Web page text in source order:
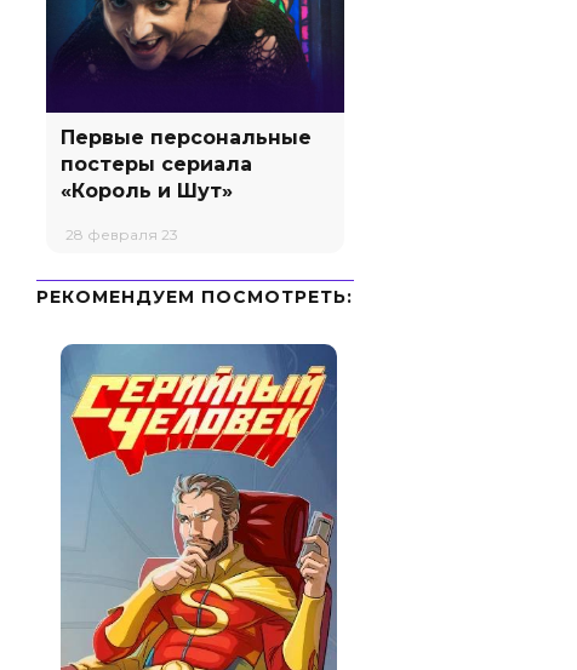
Первые персональные
постеры сериала
«Король и Шут»
28 февраля 23
РЕКОМЕНДУЕМ ПОСМОТРЕТЬ: